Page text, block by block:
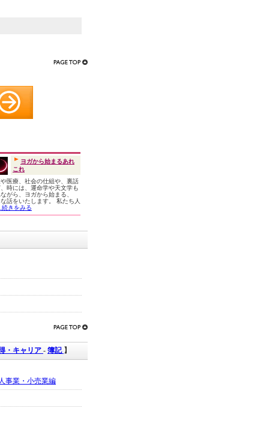
ヨガから始まるあれ
これ
医療、社会の仕組や、裏話
時には、運命学や天文学も
がら、ヨガから始まる、
話をいたします。 私たち人
続きをみる
・キャリア - 簿記 】
事業・小売業編